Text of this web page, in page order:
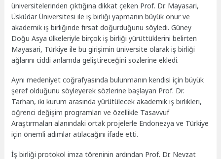
üniversitelerinden çıktığına dikkat çeken Prof. Dr. Mayasari,
Üsküdar Üniversitesi ile iş birliği yapmanın büyük onur ve
akademik iş birliğinde fırsat doğurduğunu söyledi. Güney
Doğu Asya ülkeleriyle birçok iş birliği yürüttüklerini belirten
Mayasari, Türkiye ile bu girişimin üniversite olarak iş birliği
ağlarını ciddi anlamda geliştireceğini sözlerine ekledi.
Aynı medeniyet coğrafyasında bulunmanın kendisi için büyük
şeref olduğunu söyleyerek sözlerine başlayan Prof. Dr.
Tarhan, iki kurum arasında yürütülecek akademik iş birlikleri,
öğrenci değişim programları ve özellikle Tasavvuf
Araştırmaları alanındaki ortak projelerle Endonezya ve Türkiye
için önemli adımlar atılacağını ifade etti.
İş birliği protokol imza töreninin ardından Prof. Dr. Nevzat